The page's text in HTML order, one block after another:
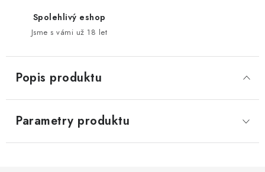
Spolehlivý eshop
Jsme s vámi už 18 let
Popis produktu
Parametry produktu